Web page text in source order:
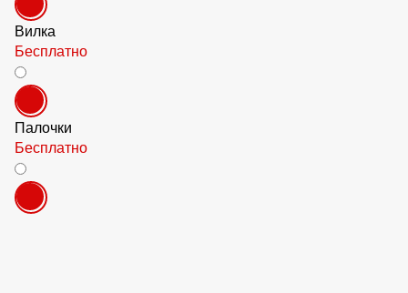
Вилка
Бесплатно
Палочки
Бесплатно